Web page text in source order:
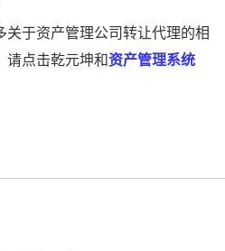
关于资产管理公司转让代理的相
请点击乾元坤和资产管理系统